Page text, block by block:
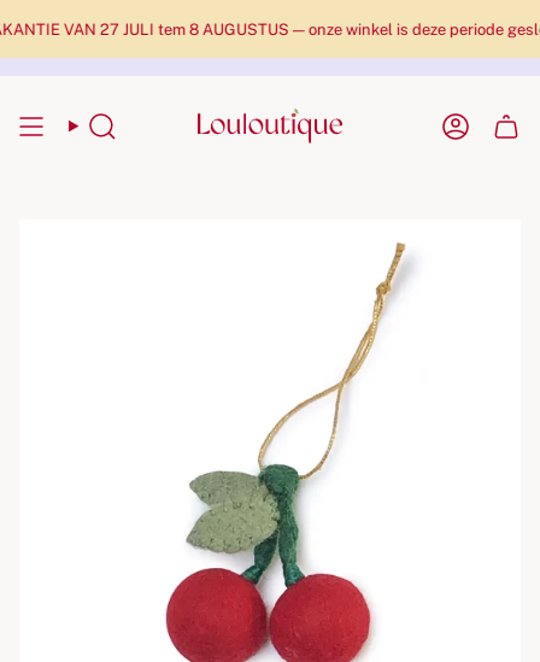
VAN 27 JULI tem 8 AUGUSTUS — onze winkel is deze periode
Zoekopdracht